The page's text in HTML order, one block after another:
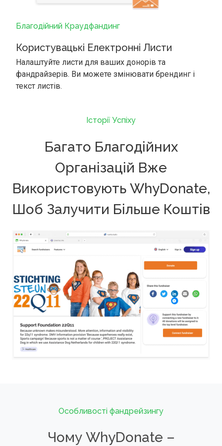
Благодійний Краудфандинг
Користувацькі Електронні Листи
Налаштуйте листи для ваших донорів та
фандрайзерів. Ви можете змінювати брендинг і
текст листів.
Історії Успіху
Багато Благодійних
Організацій Вже
Використовують WhyDonate,
Шоб Залучити Більше Коштів
Особливості фандрейзингу
Чому WhyDonate –